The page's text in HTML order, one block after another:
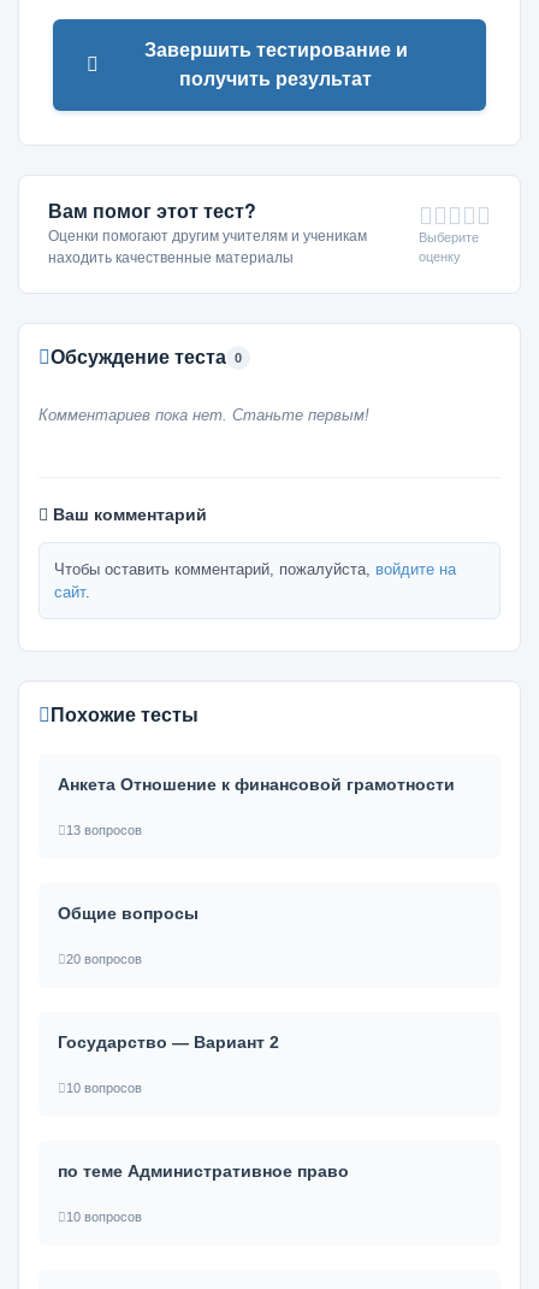
Завершить тестирование и
получить результат
Вам помог этот тест?
Оценки помогают другим учителям и ученикам
находить качественные материалы
Выберите
оценку
Обсуждение теста 0
Комментариев пока нет. Станьте первым!
Ваш комментарий
Чтобы оставить комментарий, пожалуйста, войдите на
сайт.
Похожие тесты
Анкета Отношение к финансовой грамотности
13 вопросов
Общие вопросы
20 вопросов
Государство — Вариант 2
10 вопросов
по теме Административное право
10 вопросов